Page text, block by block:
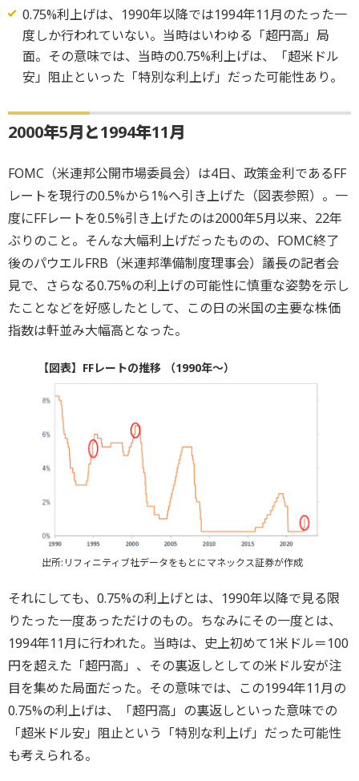
0.75%利上げは、1990年以降では1994年11月のたった一
度しか行われていない。当時はいわゆる「超円高」局
面。その意味では、当時の0.75%利上げは、「超米ドル
安」阻止といった「特別な利上げ」だった可能性あり。
2000年5月と1994年11月
FOMC（米連邦公開市場委員会）は4日、政策金利であるFF
レートを現行の0.5%から1%へ引き上げた（図表参照）。一
度にFFレートを0.5%引き上げたのは2000年5月以来、22年
ぶりのこと。そんな大幅利上げだったものの、FOMC終了
後のパウエルFRB（米連邦準備制度理事会）議長の記者会
見で、さらなる0.75%の利上げの可能性に慎重な姿勢を示し
たことなどを好感したとして、この日の米国の主要な株価
指数は軒並み大幅高となった。
【図表】FFレートの推移 （1990年～）
出所:リフィニティブ社データをもとにマネックス証券が作成
それにしても、0.75%の利上げとは、1990年以降で見る限
りたった一度あっただけのもの。ちなみにその一度とは、
1994年11月に行われた。当時は、史上初めて1米ドル＝100
円を超えた「超円高」、その裏返しとしての米ドル安が注
目を集めた局面だった。その意味では、この1994年11月の
0.75%の利上げは、「超円高」の裏返しといった意味での
「超米ドル安」阻止という「特別な利上げ」だった可能性
も考えられる。